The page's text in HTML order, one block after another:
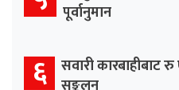
पूर्वानुमान
६ सवारी